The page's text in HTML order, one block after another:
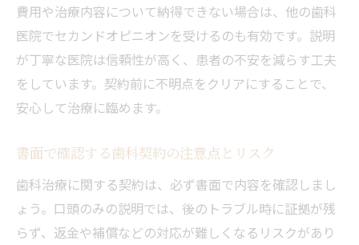
費用や治療内容について納得できない場合は、他の歯科
医院でセカンドオピニオンを受けるのも有効です。説明
が丁寧な医院は信頼性が高く、患者の不安を減らす工夫
をしています。契約前に不明点をクリアにすることで、
安心して治療に臨めます。
書面で確認する歯科契約の注意点とリスク
歯科治療に関する契約は、必ず書面で内容を確認しまし
ょう。口頭のみの説明では、後のトラブル時に証拠が残
らず、返金や補償などの対応が難しくなるリスクがあり